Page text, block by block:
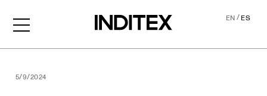
EN/ES
5/9/2024